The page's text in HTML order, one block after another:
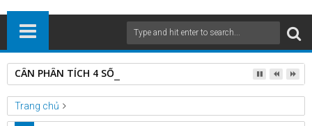
CÂN PHÂN TÍCH 4 SỐ LẺ PA214
Trang chủ